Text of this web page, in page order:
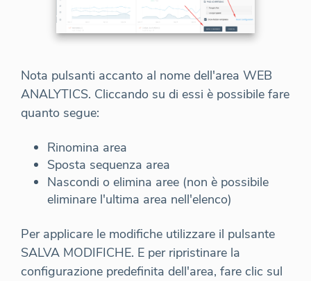
Nota pulsanti accanto al nome dell'area WEB
ANALYTICS. Cliccando su di essi è possibile fare
quanto segue:
Rinomina area
Sposta sequenza area
Nascondi o elimina aree (non è possibile
eliminare l'ultima area nell'elenco)
Per applicare le modifiche utilizzare il pulsante
SALVA MODIFICHE. E per ripristinare la
configurazione predefinita dell'area, fare clic sul